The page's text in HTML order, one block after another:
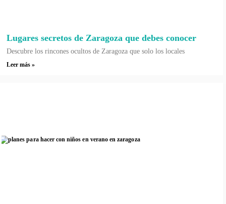
Lugares secretos de Zaragoza que debes conocer
Descubre los rincones ocultos de Zaragoza que solo los locales
Leer más »